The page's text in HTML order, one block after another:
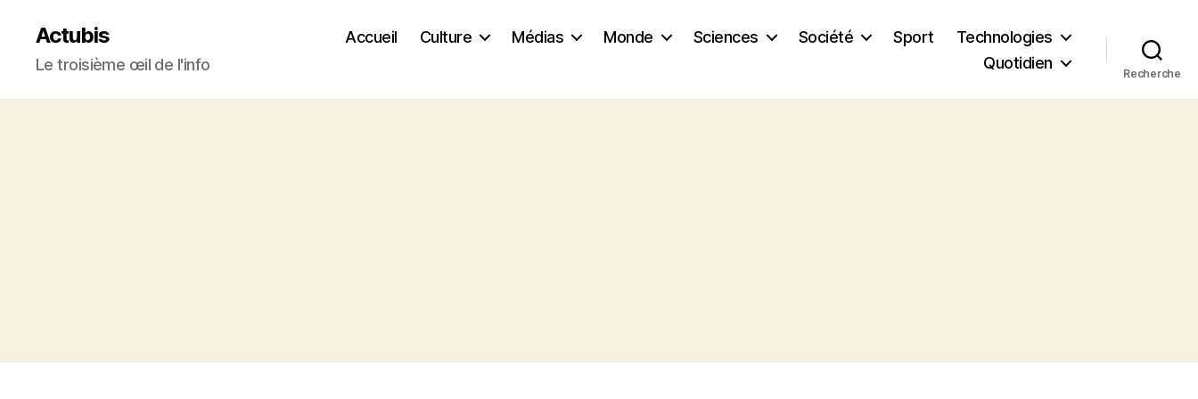
Actubis
Le troisième œil de l'info
Accueil Culture Médias Monde Sciences Société Sport
Technologies
Quotidien
Recherche